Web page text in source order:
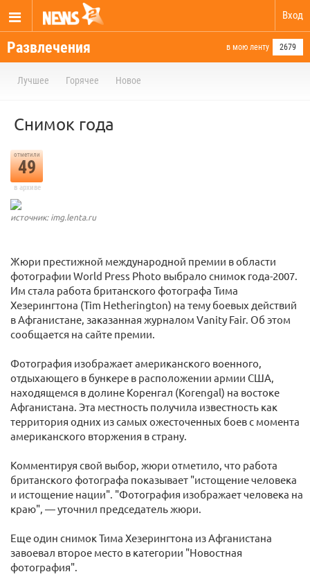
Вход
Развлечения в мою ленту 2679
Лучшее Горячее Новое
Cнимок года
отметили
49
в архиве
источник: img.lenta.ru
Жюри престижной международной премии в области
фотографии World Press Photo выбрало снимок года-2007.
Им стала работа британского фотографа Тима
Хезерингтона (Tim Hetherington) на тему боевых действий
в Афганистане, заказанная журналом Vanity Fair. Об этом
сообщается на сайте премии.
Фотография изображает американского военного,
отдыхающего в бункере в расположении армии США,
находящемся в долине Коренгал (Korengal) на востоке
Афганистана. Эта местность получила известность как
территория одних из самых ожесточенных боев с момента
американского вторжения в страну.
Комментируя свой выбор, жюри отметило, что работа
британского фотографа показывает "истощение человека
и истощение нации". "Фотография изображает человека на
краю", — уточнил председатель жюри.
Еще один снимок Тима Хезерингтона из Афганистана
завоевал второе место в категории "Новостная
фотография".